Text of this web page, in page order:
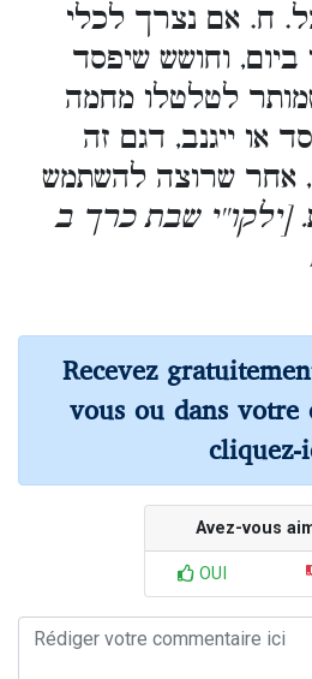
ח. אם נצרך לכלי
וחושש שיפסד
לטלטלו מחמה
או ייגנב, דגם זה
אחר שרוצה להשתמש
. [ילקו''י שבת כרך ב
Recevez
vous ou dans votre
cliquez-
Avez-vous
OUI